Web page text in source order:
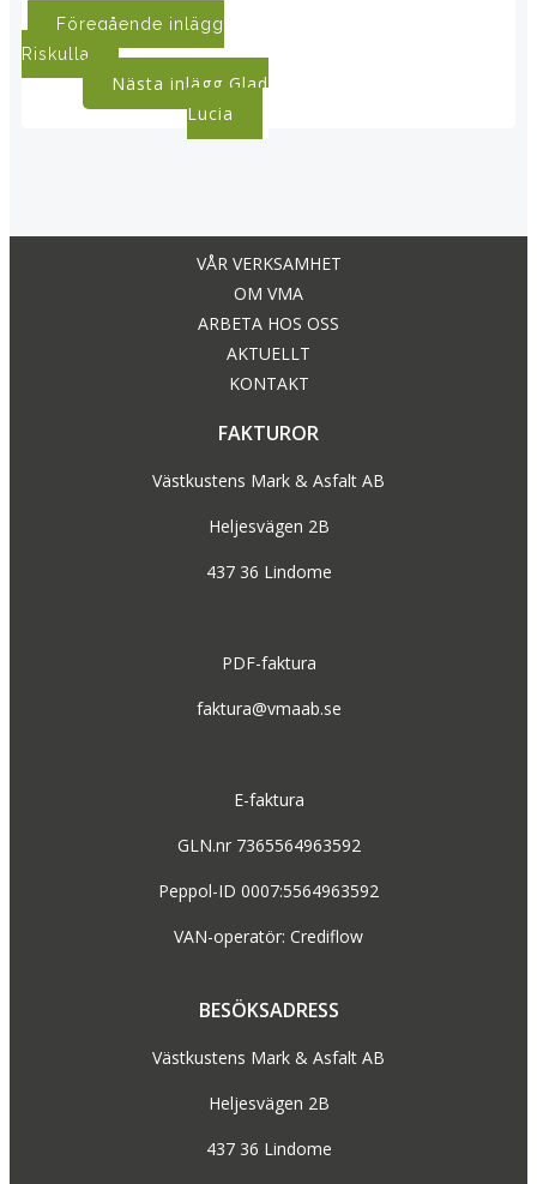
Post
navigation
Föregående inlägg
Riskulla
Post
navigation
Nästa inlägg Glad
Lucia
VÅR VERKSAMHET
OM VMA
ARBETA HOS OSS
AKTUELLT
KONTAKT
FAKTUROR
Västkustens Mark & Asfalt AB
Heljesvägen 2B
437 36 Lindome
PDF-faktura
faktura@vmaab.se
E-faktura
GLN.nr 7365564963592
Peppol-ID 0007:5564963592
VAN-operatör: Crediflow
BESÖKSADRESS
Västkustens Mark & Asfalt AB
Heljesvägen 2B
437 36 Lindome